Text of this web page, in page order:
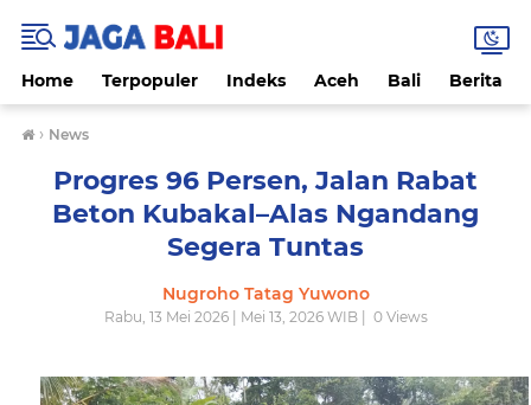
Home Terpopuler Indeks Aceh Bali Berita
› News
Progres 96 Persen, Jalan Rabat
Beton Kubakal–Alas Ngandang
Segera Tuntas
Nugroho Tatag Yuwono
Rabu, 13 Mei 2026 | Mei 13, 2026 WIB | 0Views